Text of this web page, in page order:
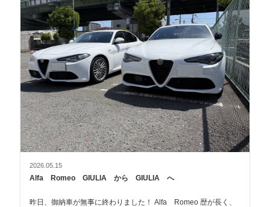
2026.05.15
Alfa Romeo GIULIA から GIULIA へ
昨日、御納車が無事に終わりました！ Alfa Romeo 歴が長く、